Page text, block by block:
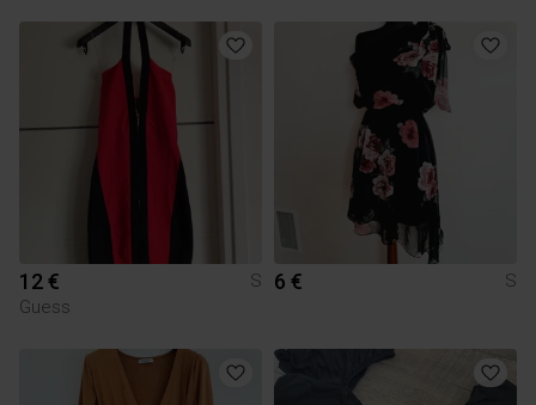
12 €
S
Guess
6 € S